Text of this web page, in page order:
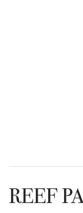
REEF